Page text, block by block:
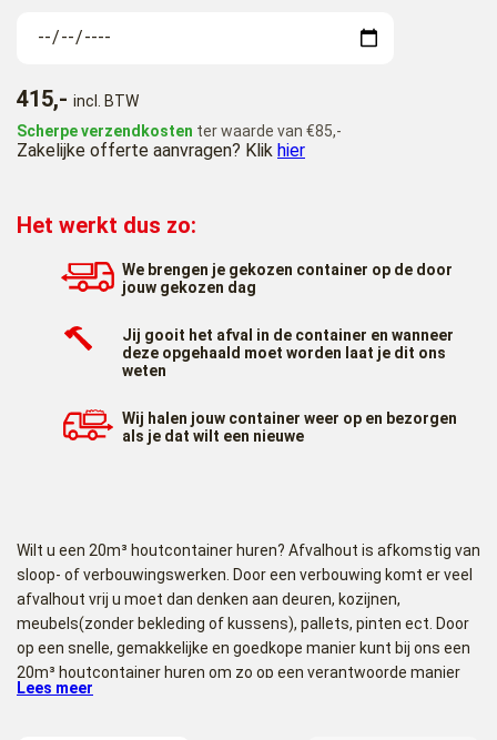
415,- incl. BTW
Scherpe verzendkosten ter waarde van €85,-
Zakelijke offerte aanvragen? Klik hier
Het werkt dus zo:
We brengen je gekozen container op de door
jouw gekozen dag
Jij gooit het afval in de container en wanneer
deze opgehaald moet worden laat je dit ons
weten
Wij halen jouw container weer op en bezorgen
als je dat wilt een nieuwe
Wilt u een 20m³ houtcontainer huren? Afvalhout is afkomstig van
sloop- of verbouwingswerken. Door een verbouwing komt er veel
afvalhout vrij u moet dan denken aan deuren, kozijnen,
meubels(zonder bekleding of kussens), pallets, pinten ect. Door
op een snelle, gemakkelijke en goedkope manier kunt bij ons een
20m³ houtcontainer huren om zo op een verantwoorde manier
uw sloophout af te voeren.
Lees meer